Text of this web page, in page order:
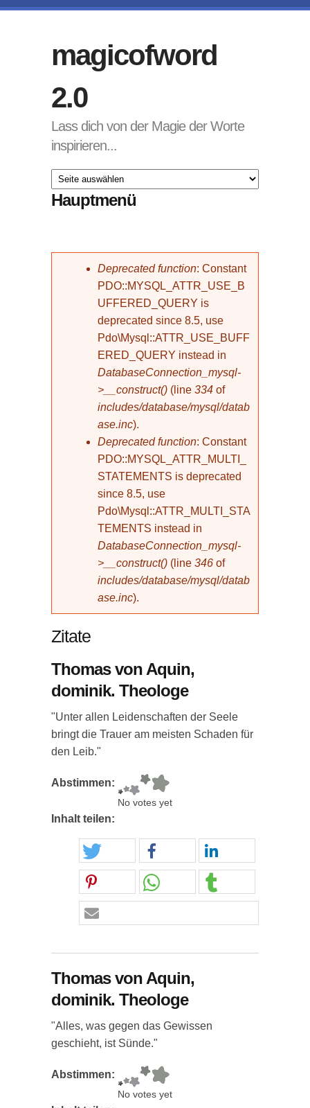
magicofword
2.0
Lass dich von der Magie der Worte
inspirieren...
Hauptmenü
Fehlermeldung
Deprecated function: Constant
PDO::MYSQL_ATTR_USE_B
UFFERED_QUERY is
deprecated since 8.5, use
Pdo\Mysql::ATTR_USE_BUFF
ERED_QUERY instead in
DatabaseConnection_mysql-
>__construct() (line 334 of
includes/database/mysql/datab
ase.inc).
Deprecated function: Constant
PDO::MYSQL_ATTR_MULTI_
STATEMENTS is deprecated
since 8.5, use
Pdo\Mysql::ATTR_MULTI_STA
TEMENTS instead in
DatabaseConnection_mysql-
>__construct() (line 346 of
includes/database/mysql/datab
ase.inc).
Zitate
Thomas von Aquin,
dominik. Theologe
"Unter allen Leidenschaften der Seele
bringt die Trauer am meisten Schaden für
den Leib."
Abstimmen:
No votes yet
Inhalt teilen:
Thomas von Aquin,
dominik. Theologe
"Alles, was gegen das Gewissen
geschieht, ist Sünde."
Abstimmen:
No votes yet